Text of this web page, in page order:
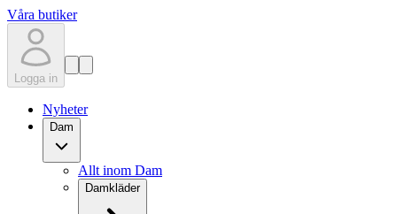
Våra butiker
Logga in
Nyheter
Dam
Allt inom Dam
Damkläder